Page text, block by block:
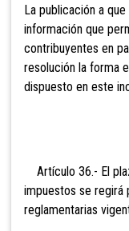
La publicación a
información que
contribuyentes en
resolución la forma
dispuesto en este
Artículo 36.- El
impuestos se regirá
reglamentarias